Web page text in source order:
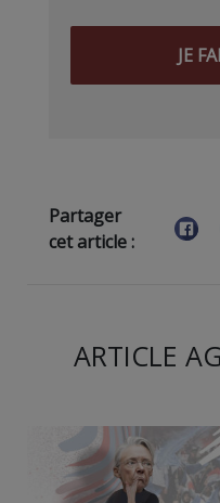
JE
Partager
cet article :
ARTICLE